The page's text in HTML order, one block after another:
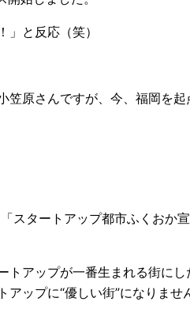
と反応（笑）
笠原さんですが、今、福岡を起
スタートアップ都市ふくおか
アップが一番生まれる街にし
ップに“優しい街”になりませ